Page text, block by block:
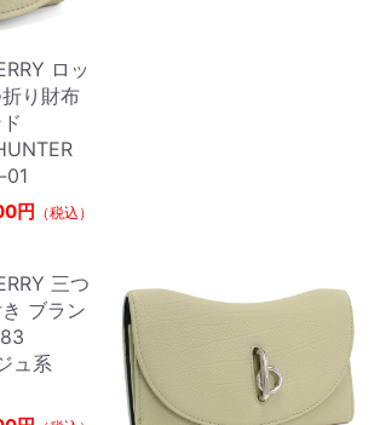
ロッ
り財布
01
円 （税込）
三つ
ブラン
ュ系